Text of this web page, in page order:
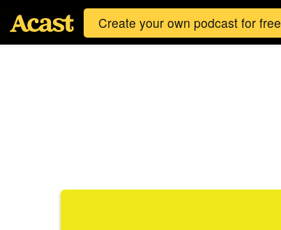
Create your own podcast for free